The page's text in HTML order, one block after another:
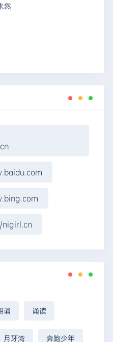
然
nigirl.cn
诵 诵读
月牙湾 奔跑少年